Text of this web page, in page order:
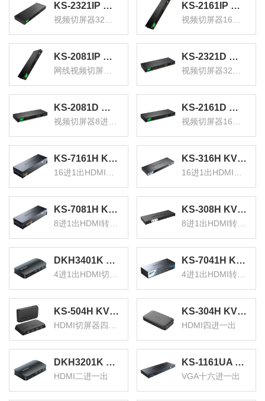
KS-2321IP 数字IP远程KVM切换器32口 视频切屏器32进1出 机架式网络转换器共享器支持远程 KS-2161IP 数字IP网口远程KVM切换器16口 视频切屏器16进1出 机架式网络转换器共享器支持远程
KS-2081IP 数字IP远程KVM切换器8口 网线视频切屏器8进1出 机架式网络转换器共享器支持远程 KS-2321D 数字KVM切换器32口 视频切屏器32进1出 机架式网络转换器共享器支持远程
KS-2081D 数字KVM切换器8口 视频切屏器8进1出 机架式网络转换器键鼠共享支持远程 KS-2161D 数字KVM切换器16口 视频切屏器16进1出 机架式网络转换器共享器
KS-7161H KVM切换器16口 16进1出HDMI切换器 USB高清视频电脑键鼠共享器 配线带音频机架式 KS-316H KVM切换器16口 16进1出hdmi转换器配线带遥控 电脑显示器视频打印机键盘鼠标共享器
KS-7081H KVM切换器8口 8进1出HDMI转换器 USB高清视频电脑键鼠共享器 配线带音频麦克机架式 KS-308H KVM切换器8口 8进1出hdmi转换器配线带遥控 电脑显示器视频打印机键盘鼠标共享器
DKH3401K KVM切换器4进1出HDMI切屏器配线 四进一出电脑转换器4口显示器键鼠USB打印机共享器 KS-7041H KVM切换器4口 4进1出HDMI转换器 USB高清视频电脑显示器键鼠共享器 配线带音频麦克
KS-504H KVM切换器4口 HDMI切屏器四进一出带配线 4K高清电脑显示器接打印机键盘鼠标共享器 KS-304H KVM切换器 HDMI视频切屏器 四进一出 台式机笔记本显示器监控鼠标键盘USB打印机共享器
HDMI四进一出
DKH3201K KVM切换器二进一出hdmi切屏器配线 2进1出电脑转换器2口显示器键鼠USB打印机共享器
HDMI二进一出
KS-1161UA KVM自动切换器USB键盘鼠标16口配线机架型带音频十六进一出VGA多电脑切换共享器
VGA十六进一出